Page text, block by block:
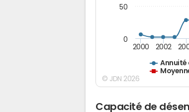
2000 2002
0
50
© JDN 2026
Capacité de